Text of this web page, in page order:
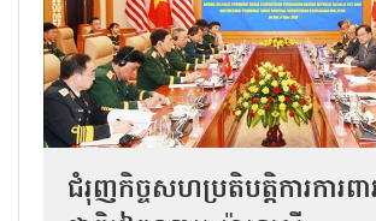
ជំរុញកិច្ចសហប្រតិបត្តិការការពា